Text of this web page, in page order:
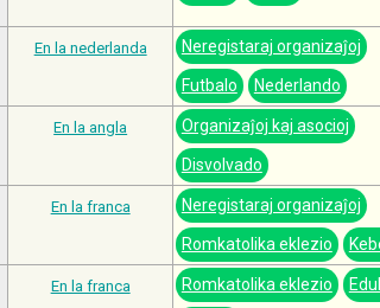
En la nederlanda Neregistaraj organizaĵoj
Futbalo Nederlando
En la angla Organizaĵoj kaj asocioj
Disvolvado
En la franca Neregistaraj organizaĵoj
Romkatolika eklezio
En la franca Romkatolika eklezio